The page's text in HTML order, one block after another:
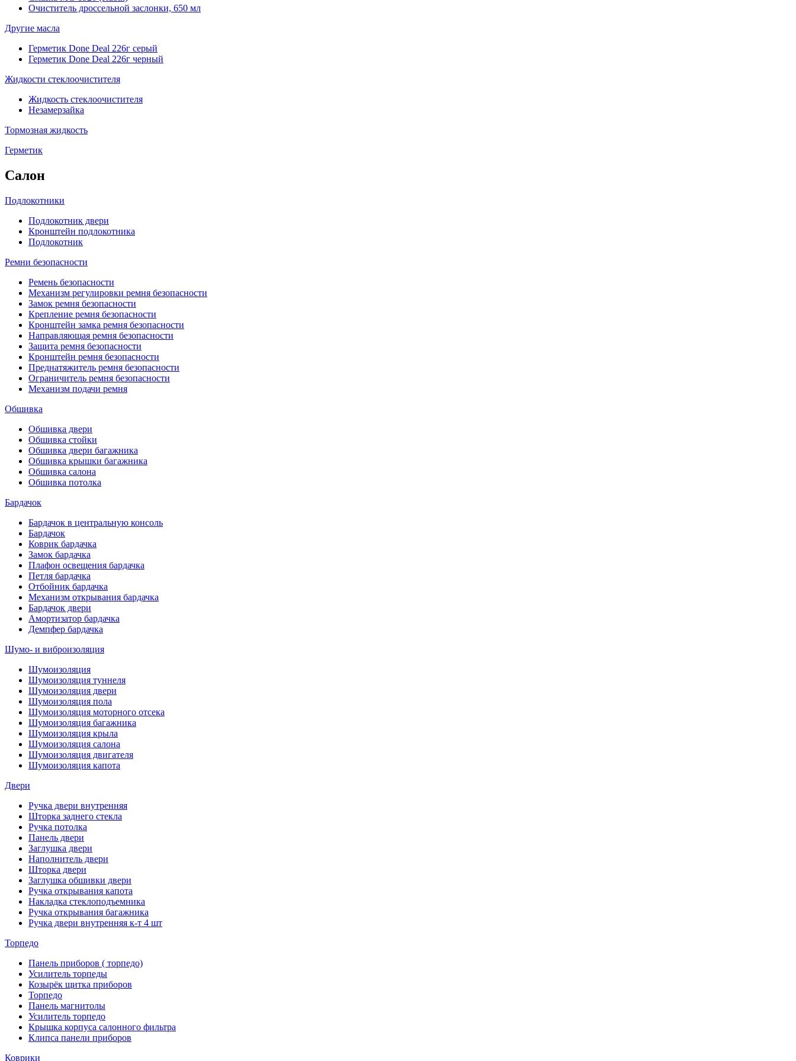
Очиститель дроссельной заслонки, 650 мл
Другие масла
Герметик Done Deal 226г серый
Герметик Done Deal 226г черный
Жидкости стеклоочистителя
Жидкость стеклоочистителя
Незамерзайка
Тормозная жидкость
Герметик
Салон
Подлокотники
Подлокотник двери
Кронштейн подлокотника
Подлокотник
Ремни безопасности
Ремень безопасности
Механизм регулировки ремня безопасности
Замок ремня безопасности
Крепление ремня безопасности
Кронштейн замка ремня безопасности
Направляющая ремня безопасности
Защита ремня безопасности
Кронштейн ремня безопасности
Преднатяжитель ремня безопасности
Ограничитель ремня безопасности
Механизм подачи ремня
Обшивка
Обшивка двери
Обшивка стойки
Обшивка двери багажника
Обшивка крышки багажника
Обшивка салона
Обшивка потолка
Бардачок
Бардачок в центральную консоль
Бардачок
Коврик бардачка
Замок бардачка
Плафон освещения бардачка
Петля бардачка
Отбойник бардачка
Механизм открывания бардачка
Бардачок двери
Амортизатор бардачка
Демпфер бардачка
Шумо- и виброизоляция
Шумоизоляция
Шумоизоляция туннеля
Шумоизоляция двери
Шумоизоляция пола
Шумоизоляция моторного отсека
Шумоизоляция багажника
Шумоизоляция крыла
Шумоизоляция салона
Шумоизоляция двигателя
Шумоизоляция капота
Двери
Ручка двери внутренняя
Шторка заднего стекла
Ручка потолка
Панель двери
Заглушка двери
Наполнитель двери
Шторка двери
Заглушка обшивки двери
Ручка открывания капота
Накладка стеклоподъемника
Ручка открывания багажника
Ручка двери внутренняя к-т 4 шт
Торпедо
Панель приборов ( торпедо)
Усилитель торпеды
Козырёк щитка приборов
Торпедо
Панель магнитолы
Усилитель торпедо
Крышка корпуса салонного фильтра
Клипса панели приборов
Коврики